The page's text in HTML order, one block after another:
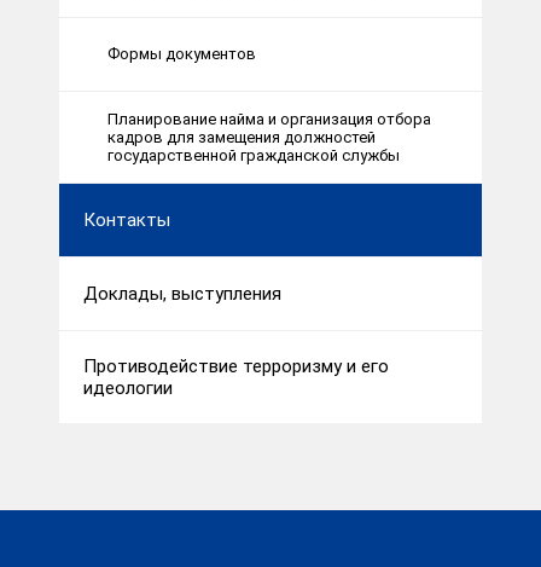
Формы документов
Планирование найма и организация отбора
кадров для замещения должностей
государственной гражданской службы
Контакты
Доклады, выступления
Противодействие терроризму и его
идеологии